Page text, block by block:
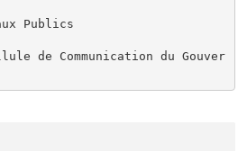
Publics
de Communication du Gouver